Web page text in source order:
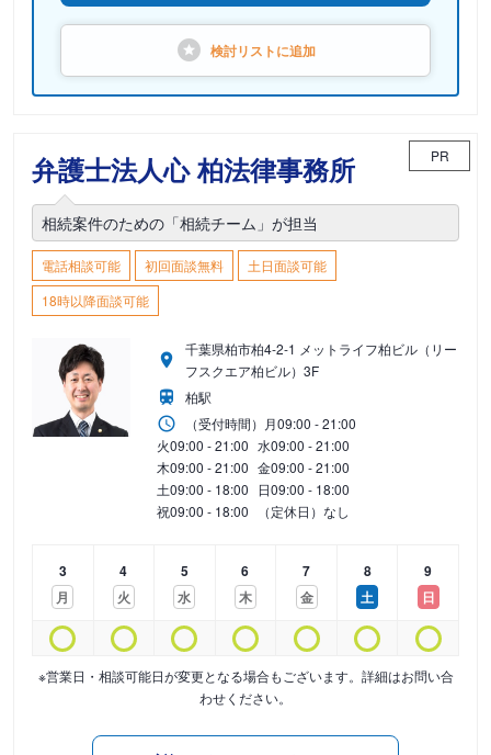
検討リストに追加
弁護士法人心 柏法律事務所 PR
相続案件のための「相続チーム」が担当
電話相談可能 初回面談無料
土日面談可能
18時以降面談可能
千葉県柏市柏4-2-1 メットライフ柏ビル（リー
フスクエア柏ビル）3F
柏駅
（受付時間） 月09:00 - 21:00
火09:00 - 21:00 水09:00 - 21:00
木09:00 - 21:00 金09:00 - 21:00
土09:00 - 18:00 日09:00 - 18:00
祝09:00 - 18:00 （定休日）なし
3
月
4
火
5
水
6
木
7
金
8
土
9
日
※営業日・相談可能日が変更となる場合もございます。詳細はお問い合
わせください。